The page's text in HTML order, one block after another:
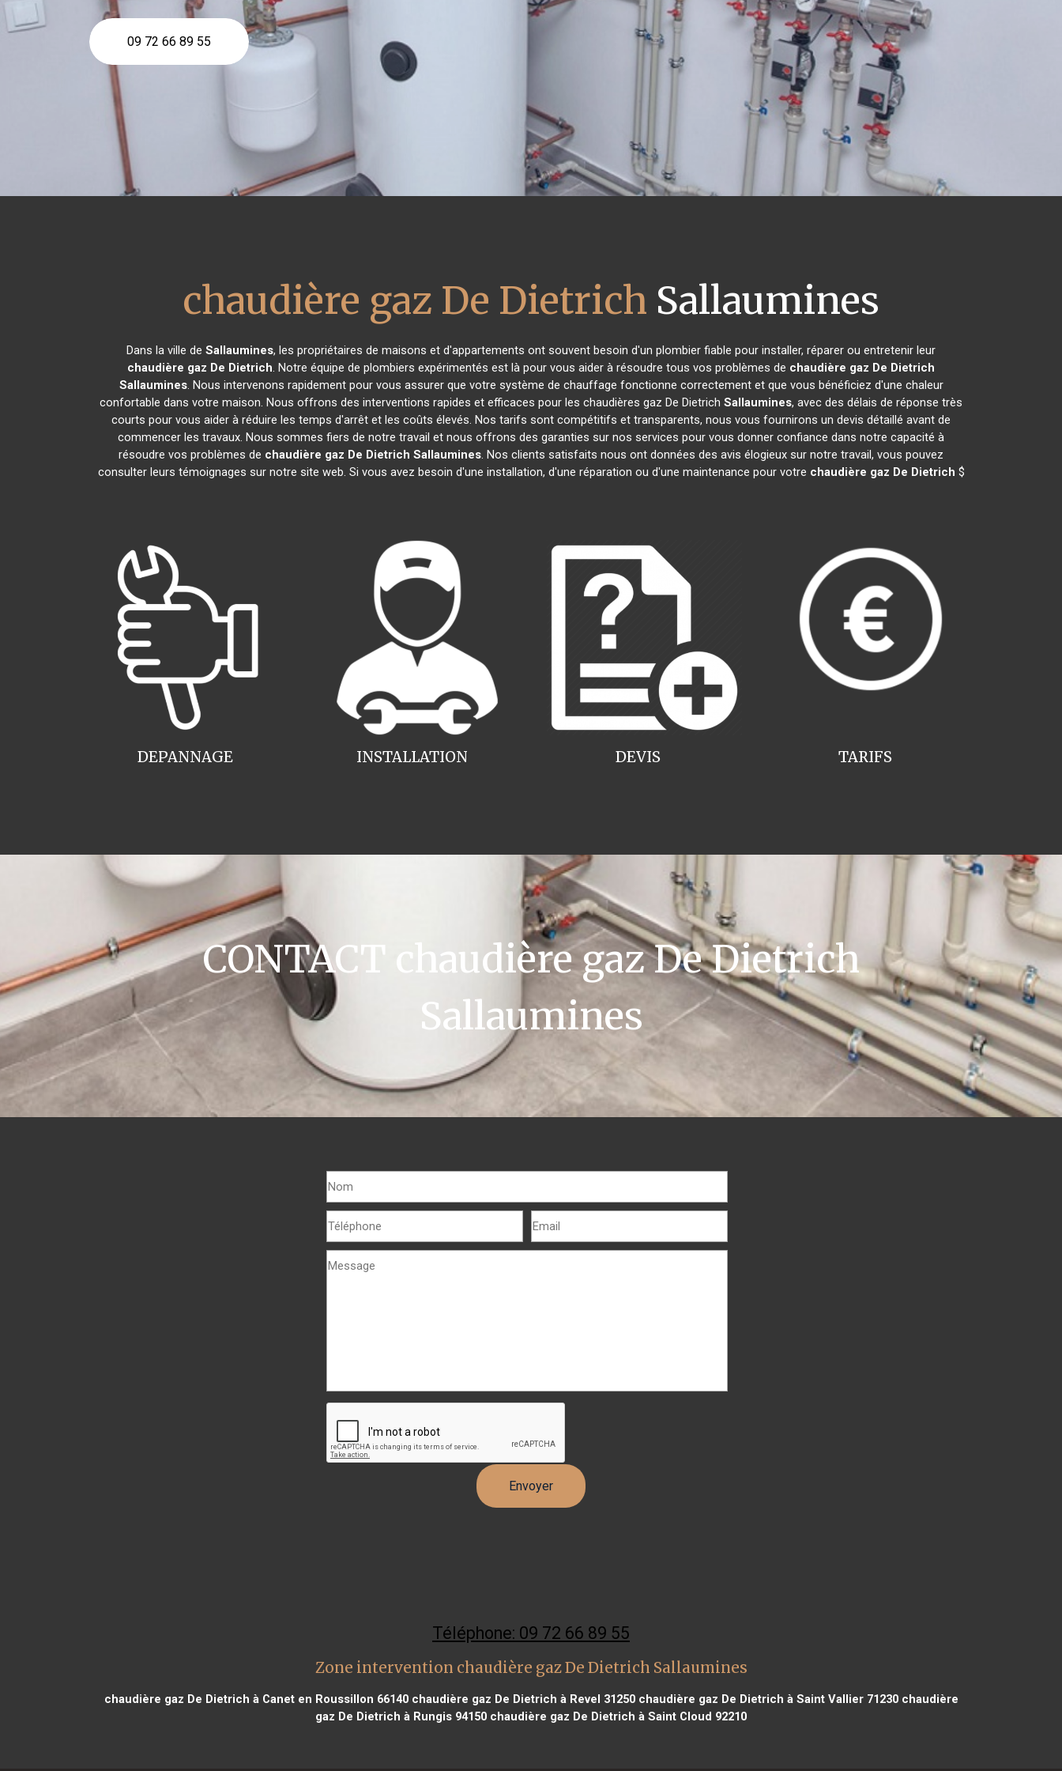
09 72 66 89 55
chaudière gaz De Dietrich Sallaumines
Dans la ville de Sallaumines, les propriétaires de maisons et d'appartements ont souvent besoin d'un plombier fiable pour installer, réparer ou entretenir leur
chaudière gaz De Dietrich. Notre équipe de plombiers expérimentés est là pour vous aider à résoudre tous vos problèmes de chaudière gaz De Dietrich
Sallaumines. Nous intervenons rapidement pour vous assurer que votre système de chauffage fonctionne correctement et que vous bénéficiez d'une chaleur
confortable dans votre maison. Nous offrons des interventions rapides et efficaces pour les chaudières gaz De Dietrich Sallaumines, avec des délais de réponse très
courts pour vous aider à réduire les temps d'arrêt et les coûts élevés. Nos tarifs sont compétitifs et transparents, nous vous fournirons un devis détaillé avant de
commencer les travaux. Nous sommes fiers de notre travail et nous offrons des garanties sur nos services pour vous donner confiance dans notre capacité à
résoudre vos problèmes de chaudière gaz De Dietrich Sallaumines. Nos clients satisfaits nous ont données des avis élogieux sur notre travail, vous pouvez
consulter leurs témoignages sur notre site web. Si vous avez besoin d'une installation, d'une réparation ou d'une maintenance pour votre chaudière gaz De Dietrich $
INSTALLATION
DEPANNAGE TARIFS
DEVIS
CONTACT chaudière gaz De Dietrich
Sallaumines
Téléphone: 09 72 66 89 55
Zone intervention chaudière gaz De Dietrich Sallaumines
chaudière gaz De Dietrich à Canet en Roussillon 66140chaudière gaz De Dietrich à Revel 31250chaudière gaz De Dietrich à Saint Vallier 71230chaudière
gaz De Dietrich à Rungis 94150 chaudière gaz De Dietrich à Saint Cloud 92210